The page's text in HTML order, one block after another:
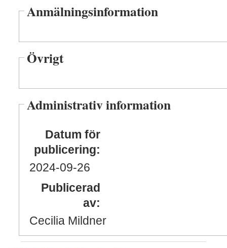
Anmälningsinformation
Övrigt
Administrativ information
Datum för
publicering:
2024-09-26
Publicerad
av:
Cecilia Mildner